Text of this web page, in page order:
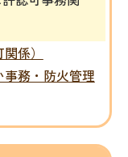
係）
務・防火管理